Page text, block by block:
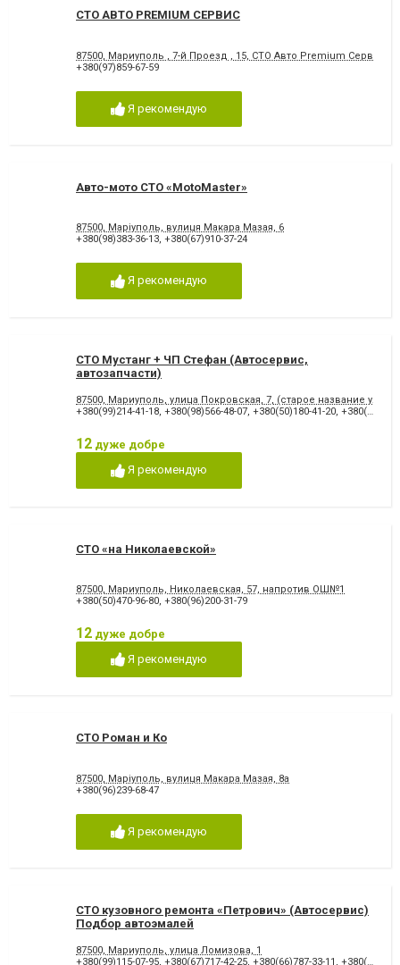
СТО АВТО PREMIUM СЕРВИС
87500, Мариуполь , 7-й Проезд , 15, СТО Авто Premium Сервис
+380(97)859-67-59
Я рекомендую
Авто-мото СТО «MotoMaster»
87500, Маріуполь, вулиця Макара Мазая, 6
+380(98)383-36-13, +380(67)910-37-24
Я рекомендую
СТО Мустанг + ЧП Стефан (Автосервис,
автозапчасти)
87500, Мариуполь, улица Покровская, 7, (старое название
+380(99)214-41-18, +380(98)566-48-07, +380(50)180-41-20, +380(97)483-28-33
12 дуже добре
Я рекомендую
СТО «на Николаевской»
87500, Мариуполь, Николаевская, 57, напротив ОШ№1
+380(50)470-96-80, +380(96)200-31-79
12 дуже добре
Я рекомендую
СТО Роман и Ко
87500, Маріуполь, вулиця Макара Мазая, 8а
+380(96)239-68-47
Я рекомендую
СТО кузовного ремонта «Петрович» (Автосервис)
Подбор автоэмалей
87500, Мариуполь, улица Ломизова, 1
+380(99)115-07-95, +380(67)717-42-25, +380(66)787-33-11 , +380(96)316-87-00